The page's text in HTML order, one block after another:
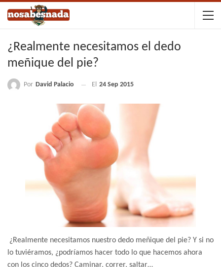
¿Realmente necesitamos el dedo
meñique del pie?
Por David Palacio El 24 Sep 2015
¿Realmente necesitamos nuestro dedo meñique del pie? Y si no
lo tuviéramos, ¿podríamos hacer todo lo que hacemos ahora
con los cinco dedos? Caminar, correr, saltar…